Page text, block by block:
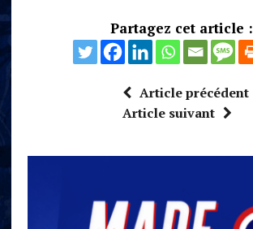
Partagez cet article :
Article précédent
Article suivant